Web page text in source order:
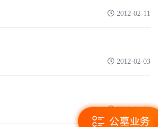
2012-02-11
2012-02-03
2012-02-03